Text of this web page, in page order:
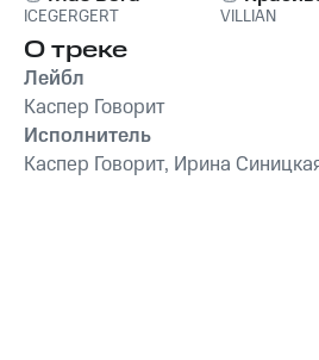
ICEGERGERT VILLIAN
О треке
Лейбл
Каспер Говорит
Исполнитель
Каспер Говорит, Ирина